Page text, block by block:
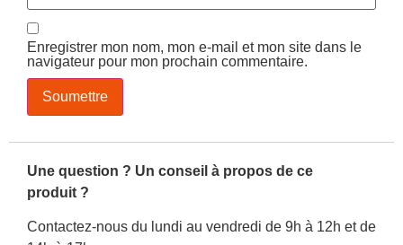
Enregistrer mon nom, mon e-mail et mon site dans le
navigateur pour mon prochain commentaire.
Une question ? Un conseil à propos de ce
produit ?
Contactez-nous du lundi au vendredi de 9h à 12h et de